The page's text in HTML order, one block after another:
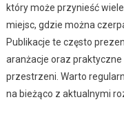
który może przynieść
miejsc, gdzie można
Publikacje te często
aranżacje oraz
przestrzeni. Warto
na bieżąco z aktualnymi